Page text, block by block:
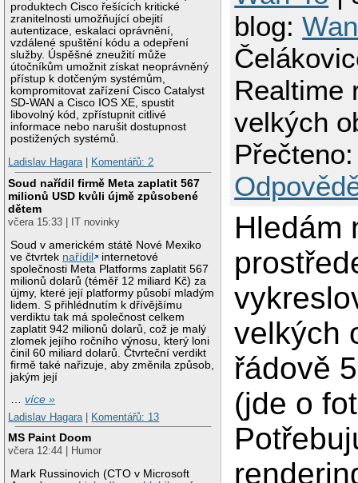
produktech Cisco řešících kritické
zranitelnosti umožňující obejití
autentizace, eskalaci oprávnění,
vzdálené spuštění kódu a odepření
služby. Úspěšné zneužití může
útočníkům umožnit získat neoprávněný
přístup k dotčeným systémům,
kompromitovat zařízení Cisco Catalyst
SD-WAN a Cisco IOS XE, spustit
libovolný kód, zpřístupnit citlivé
informace nebo narušit dostupnost
postižených systémů.
Ladislav Hagara| Komentářů: 2
Soud nařídil firmě Meta zaplatit 567
milionů USD kvůli újmě způsobené
dětem
včera 15:33 | IT novinky
Soud v americkém státě Nové Mexiko
ve čtvrtek nařídil
internetové
společnosti Meta Platforms zaplatit 567
milionů dolarů (téměř 12 miliard Kč) za
újmy, které její platformy působí mladým
lidem. S přihlédnutím k dřívějšímu
verdiktu tak má společnost celkem
zaplatit 942 milionů dolarů, což je malý
zlomek jejího ročního výnosu, který loni
činil 60 miliard dolarů. Čtvrteční verdikt
firmě také nařizuje, aby změnila způsob,
jakým její
…více »
Ladislav Hagara
Komentářů: 13
MS Paint Doom
včera 12:44 | Humor
Mark Russinovich (CTO v Microsoft
blog:
Realtime
velkých
Hledám
velkých
řádově
(jde o